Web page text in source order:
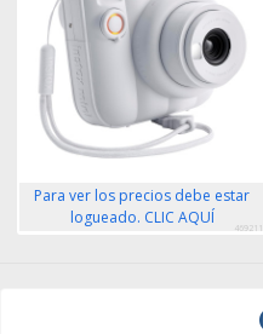
Para ver los precios debe estar
logueado. CLIC AQUÍ
469211